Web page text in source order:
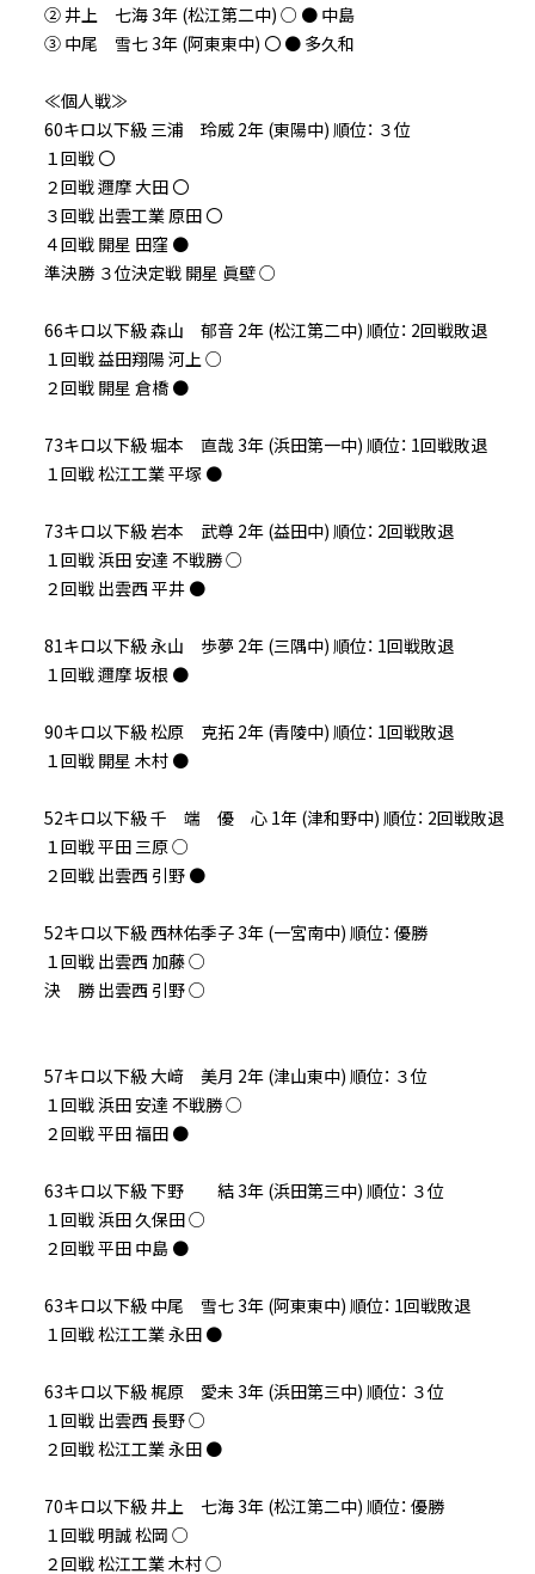
② 井上 七海 3年 (松江第二中) ○ ● 中島
③ 中尾 雪七 3年 (阿東東中) 〇 ● 多久和
≪個人戦≫
60キロ以下級 三浦 玲威 2年 (東陽中) 順位： ３位
１回戦 〇
２回戦 邇摩 大田 〇
３回戦 出雲工業 原田 〇
４回戦 開星 田窪 ●
準決勝 ３位決定戦 開星 眞壁 ○
66キロ以下級 森山 郁音 2年 (松江第二中) 順位： 2回戦敗退
１回戦 益田翔陽 河上 ○
２回戦 開星 倉橋 ●
73キロ以下級 堀本 直哉 3年 (浜田第一中) 順位： 1回戦敗退
１回戦 松江工業 平塚 ●
73キロ以下級 岩本 武尊 2年 (益田中) 順位： 2回戦敗退
１回戦 浜田 安達 不戦勝 ○
２回戦 出雲西 平井 ●
81キロ以下級 永山 歩夢 2年 (三隅中) 順位： 1回戦敗退
１回戦 邇摩 坂根 ●
90キロ以下級 松原 克拓 2年 (青陵中) 順位： 1回戦敗退
１回戦 開星 木村 ●
52キロ以下級 千 端 優 心 1年 (津和野中) 順位： 2回戦敗退
１回戦 平田 三原 ○
２回戦 出雲西 引野 ●
52キロ以下級 西林佑季子 3年 (一宮南中) 順位： 優勝
１回戦 出雲西 加藤 ○
決 勝 出雲西 引野 ○
57キロ以下級 大﨑 美月 2年 (津山東中) 順位： ３位
１回戦 浜田 安達 不戦勝 ○
２回戦 平田 福田 ●
63キロ以下級 下野 結 3年 (浜田第三中) 順位： ３位
１回戦 浜田 久保田 ○
２回戦 平田 中島 ●
63キロ以下級 中尾 雪七 3年 (阿東東中) 順位： 1回戦敗退
１回戦 松江工業 永田 ●
63キロ以下級 梶原 愛未 3年 (浜田第三中) 順位： ３位
１回戦 出雲西 長野 ○
２回戦 松江工業 永田 ●
70キロ以下級 井上 七海 3年 (松江第二中) 順位： 優勝
１回戦 明誠 松岡 ○
２回戦 松江工業 木村 ○